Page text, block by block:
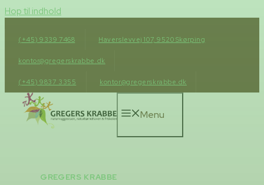
Hop til indhold
(+45) 9339 7468 Haverslevvej 107, 9520 Skørping
kontor@gregerskrabbe.dk
(+45) 9837 3355 kontor@gregerskrabbe.dk
Menu
GREGERS KRABBE